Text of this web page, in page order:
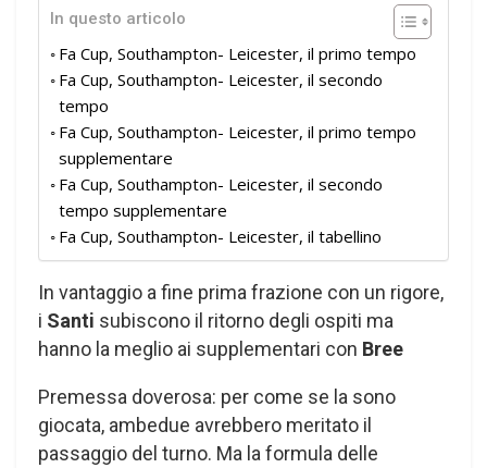
In questo articolo
Fa Cup, Southampton- Leicester, il primo tempo
Fa Cup, Southampton- Leicester, il secondo
tempo
Fa Cup, Southampton- Leicester, il primo tempo
supplementare
Fa Cup, Southampton- Leicester, il secondo
tempo supplementare
Fa Cup, Southampton- Leicester, il tabellino
In vantaggio a fine prima frazione con un rigore,
i Santi subiscono il ritorno degli ospiti ma
hanno la meglio ai supplementari con Bree
Premessa doverosa: per come se la sono
giocata, ambedue avrebbero meritato il
passaggio del turno. Ma la formula delle